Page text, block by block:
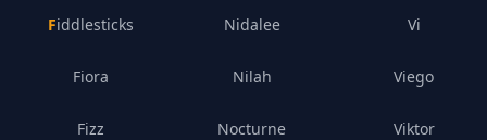
Fiddlesticks
Fiora
Fizz
Nidalee
Nilah
Nocturne
Vi
Viego
Viktor